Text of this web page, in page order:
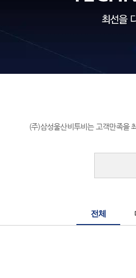
(주)삼성울산비투비는 고객만족을
전체